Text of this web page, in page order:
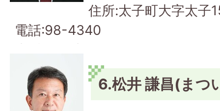
住所:太子町大字太子
電話:98-4340
会派:公明クラブ
6.松井 謙昌(まつ